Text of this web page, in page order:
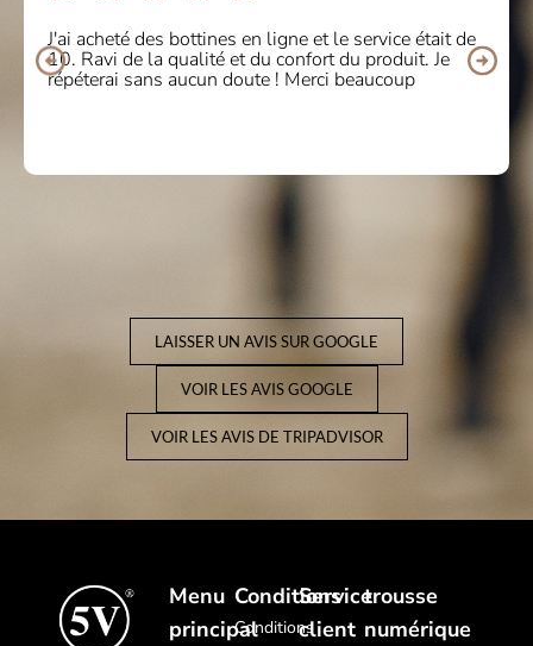
J'ai acheté des bottines en ligne et le service était de
10. Ravi de la qualité et du confort du produit. Je
répéterai sans aucun doute ! Merci beaucoup
LAISSER UN AVIS SUR GOOGLE
VOIR LES AVIS GOOGLE
VOIR LES AVIS DE TRIPADVISOR
Menu
principal
Conditions
Conditions
Service
client
trousse
numérique